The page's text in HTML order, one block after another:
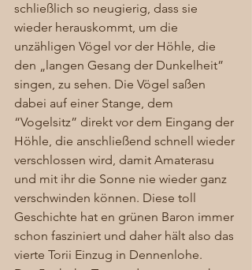
schließlich so neugierig, dass sie
wieder herauskommt, um die
unzähligen Vögel vor der Höhle, die
den „langen Gesang der Dunkelheit”
singen, zu sehen. Die Vögel saßen
dabei auf einer Stange, dem
“Vogelsitz” direkt vor dem Eingang der
Höhle, die anschließend schnell wieder
verschlossen wird, damit Amaterasu
und mit ihr die Sonne nie wieder ganz
verschwinden können. Diese toll
Geschichte hat en grünen Baron immer
schon fasziniert und daher hält also das
vierte Torii Einzug in Dennenlohe.